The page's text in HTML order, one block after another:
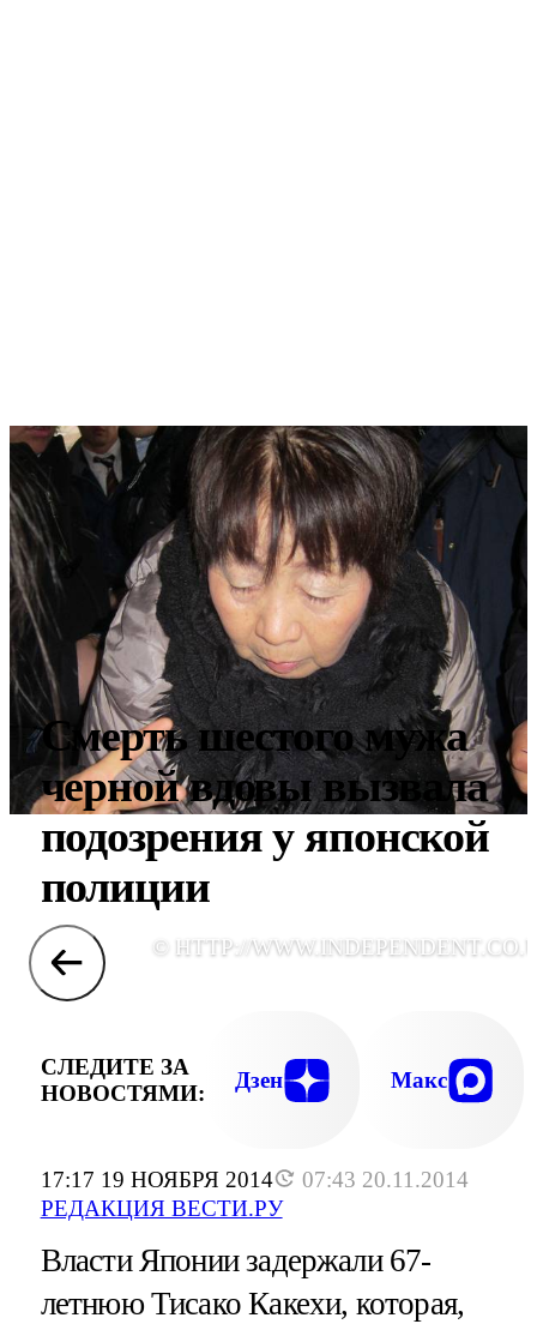
17:17 19 НОЯБРЯ 2014
07:43 20.11.2014
РЕДАКЦИЯ ВЕСТИ.РУ
Смерть шестого мужа
черной вдовы вызвала
подозрения у японской
полиции
© HTTP://
СЛЕДИТЕ ЗА
НОВОСТЯМИ:
Дзен Макс
Власти Японии задержали 67-
летнюю Тисако Какехи, которая,